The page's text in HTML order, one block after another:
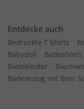
Entdecke auch
Bedruckte T Shirts
Babydoll
Badekleider
Badeanzug mit Bein